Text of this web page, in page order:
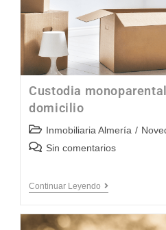
Custodia
domicilio
Inmobiliaria Almería /
Sin comentarios
Continuar Leyendo